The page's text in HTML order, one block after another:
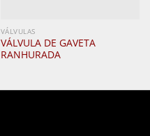
VÁLVULAS
VÁLVULA DE GAVETA
RANHURADA